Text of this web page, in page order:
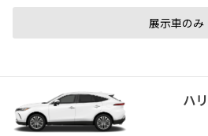
詳しくはこちら
2026-07-01
カローラ クロスが一部改良・特別仕様車
Z❝Adventure❞を発表
展示車のみ
ハ